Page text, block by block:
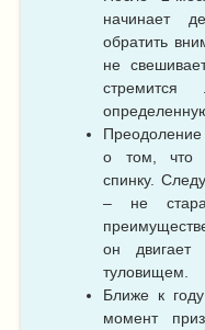
начинает
обратить
не
Преодоление
о том, что
спинку.
– не
он
туловищем.
Ближе к
момент